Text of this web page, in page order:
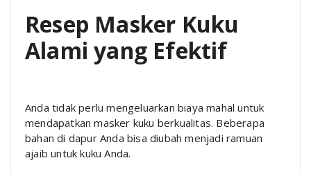
Resep Masker Kuku
Alami yang Efektif
Anda tidak perlu mengeluarkan biaya mahal untuk
mendapatkan masker kuku berkualitas. Beberapa
bahan di dapur Anda bisa diubah menjadi ramuan
ajaib untuk kuku Anda.